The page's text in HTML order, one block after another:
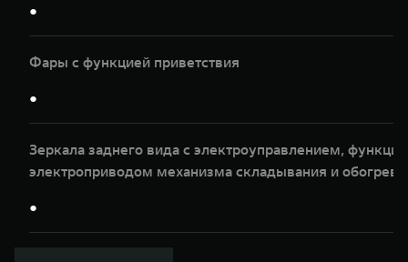
●
Фары с функцией приветствия
●
Зеркала заднего вида с электроуправлением,
электроприводом механизма складывания и
●